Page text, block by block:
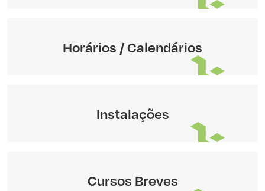
Horários / Calendários
Instalações
Cursos Breves